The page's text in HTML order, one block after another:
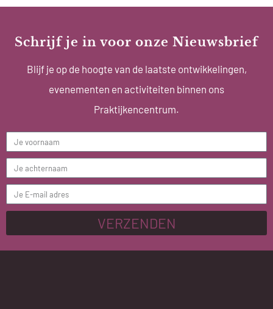
Schrijf je in voor onze Nieuwsbrief
Blijf je op de hoogte van de laatste ontwikkelingen,
evenementen en activiteiten binnen ons
Praktijkencentrum.
VERZENDEN